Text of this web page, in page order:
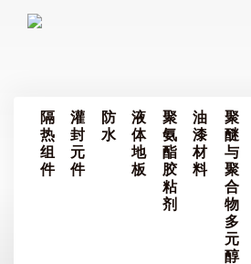
隔
热
组
件
灌
封
元
件
防
水
液
体
地
板
聚
氨
酯
胶
粘
剂
油
漆
材
料
聚
醚
与
聚
合
物
多
元
醇